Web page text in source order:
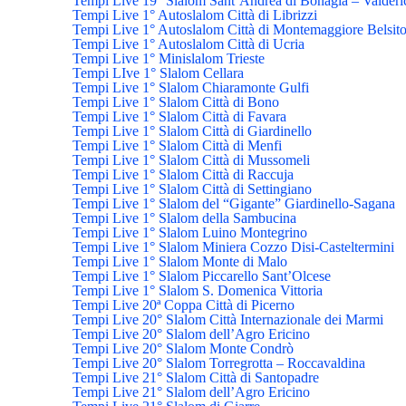
Tempi Live 1° Autoslalom Città di Librizzi
Tempi Live 1° Autoslalom Città di Montemaggiore Belsito
Tempi Live 1° Autoslalom Città di Ucria
Tempi Live 1° Minislalom Trieste
Tempi LIve 1° Slalom Cellara
Tempi Live 1° Slalom Chiaramonte Gulfi
Tempi Live 1° Slalom Città di Bono
Tempi Live 1° Slalom Città di Favara
Tempi Live 1° Slalom Città di Giardinello
Tempi Live 1° Slalom Città di Menfi
Tempi Live 1° Slalom Città di Mussomeli
Tempi Live 1° Slalom Città di Raccuja
Tempi Live 1° Slalom Città di Settingiano
Tempi Live 1° Slalom del “Gigante” Giardinello-Sagana
Tempi Live 1° Slalom della Sambucina
Tempi Live 1° Slalom Luino Montegrino
Tempi Live 1° Slalom Miniera Cozzo Disi-Casteltermini
Tempi Live 1° Slalom Monte di Malo
Tempi Live 1° Slalom Piccarello Sant’Olcese
Tempi Live 1° Slalom S. Domenica Vittoria
Tempi Live 20ª Coppa Città di Picerno
Tempi Live 20° Slalom Città Internazionale dei Marmi
Tempi Live 20° Slalom dell’Agro Ericino
Tempi Live 20° Slalom Monte Condrò
Tempi Live 20° Slalom Torregrotta – Roccavaldina
Tempi Live 21° Slalom Città di Santopadre
Tempi Live 21° Slalom dell’Agro Ericino